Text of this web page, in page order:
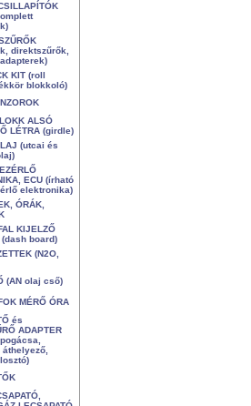
direktszűrők,
KIT (roll
blokkoló)
ALSÓ
LÉTRA (girdle)
(utcai és
ECU (írható
elektronika)
ÓRÁK,
KIJELZŐ
(dash board)
(N2O,
(AN olaj cső)
MÉRŐ ÓRA
és
ADAPTER